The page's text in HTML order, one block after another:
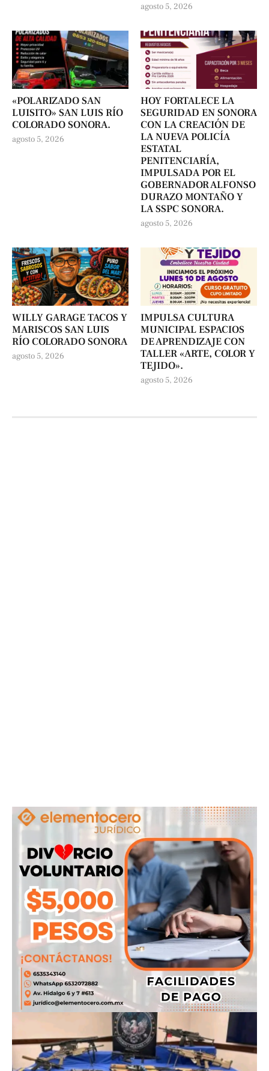
agosto 5, 2026
«POLARIZADO SAN
LUISITO» SAN LUIS RÍO
COLORADO SONORA.
agosto 5, 2026
HOY FORTALECE LA
SEGURIDAD EN SONORA
CON LA CREACIÓN DE
LA NUEVA POLICÍA
ESTATAL
PENITENCIARÍA,
IMPULSADA POR EL
GOBERNADOR ALFONSO
DURAZO MONTAÑO Y
LA SSPC SONORA.
agosto 5, 2026
WILLY GARAGE TACOS Y
MARISCOS SAN LUIS
RÍO COLORADO SONORA
agosto 5, 2026
IMPULSA CULTURA
MUNICIPAL ESPACIOS
DE APRENDIZAJE CON
TALLER «ARTE, COLOR Y
TEJIDO».
agosto 5, 2026